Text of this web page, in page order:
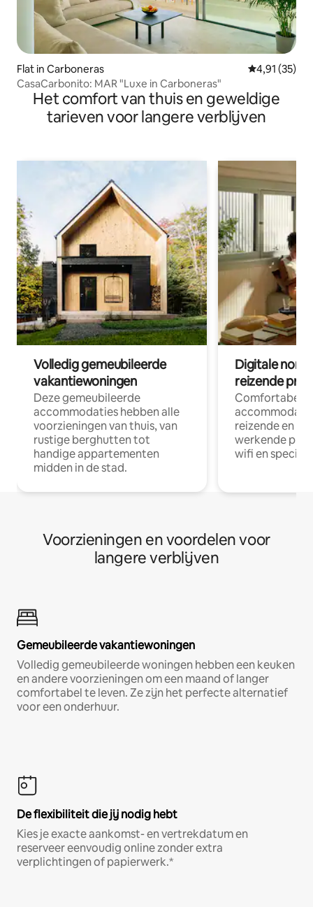
Flat in Carboneras Gemiddelde
4,91 (35)
CasaCarbonito: MAR "Luxe in Carboneras"
Het comfort van thuis en geweldige
tarieven voor langere verblijven
Volledig gemeubileerde
vakantiewoningen
Deze gemeubileerde
accommodaties hebben alle
voorzieningen van thuis, van
rustige berghutten tot
handige appartementen
midden in de stad.
Digitale
reizende
Comfortabele
reizende en
werkende
wifi en
Voorzieningen en voordelen voor
langere verblijven
Gemeubileerde vakantiewoningen
Volledig gemeubileerde woningen hebben een keuken
en andere voorzieningen om een maand of langer
comfortabel te leven. Ze zijn het perfecte alternatief
voor een onderhuur.
De flexibiliteit die jij nodig hebt
Kies je exacte aankomst- en vertrekdatum en
reserveer eenvoudig online zonder extra
verplichtingen of papierwerk.*